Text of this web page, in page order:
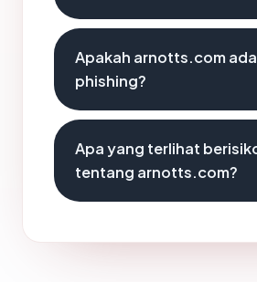
Apakah arnotts.com
phishing?
Apa yang terlihat
tentang arnotts.com?